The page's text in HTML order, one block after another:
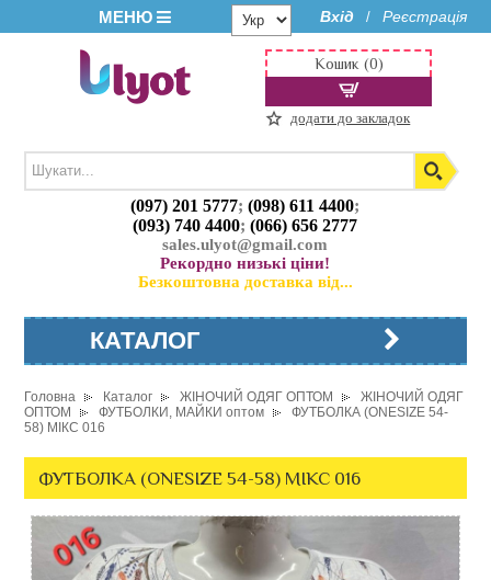
МЕНЮ Вхід / Реєстрація
(097) 201 5777;(098) 611 4400;
(093) 740 4400;(066) 656 2777
sales.ulyot@gmail.com
Рекордно низькі ціни!
Безкоштовна доставка від...
Кошик (0)
додати до закладок
КАТАЛОГ
Головна Каталог ЖІНОЧИЙ ОДЯГ ОПТОМ
ЖІНОЧИЙ ОДЯГ
ОПТОМ
ФУТБОЛКИ, МАЙКИ оптом
ФУТБОЛКА (ONESIZE 54-
58) МІКС 016
ФУТБОЛКА (ONESIZE 54-58) МІКС 016